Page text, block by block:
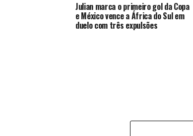
Julian marca o primeiro gol da Copa
e México vence a África do Sul em
duelo com três expulsões